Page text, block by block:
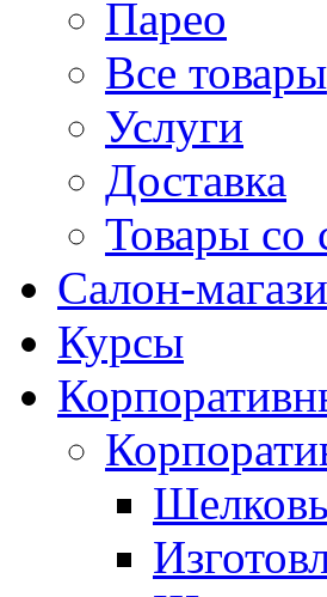
Парео
Все товары
Услуги
Доставка
Товары со
Салон-
Курсы